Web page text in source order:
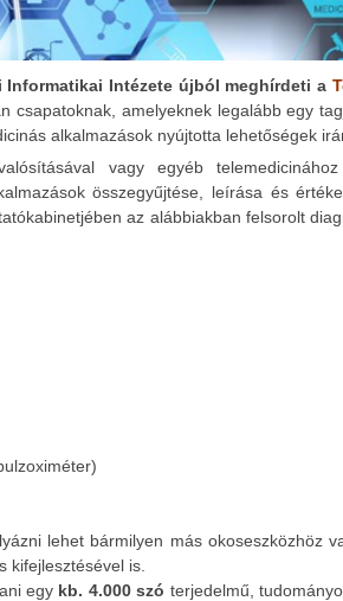
Informatikai Intézete újból meghírdeti a
csapatoknak, amelyeknek legalább egy
alkalmazások nyújtotta lehetőségek
vagy egyéb
összegyűjtése, leírása és
az alábbiakban felsorolt
lehet bármilyen más okoseszközhöz
kifejlesztésével is.
egy kb. 4.000 szó terjedelmű,